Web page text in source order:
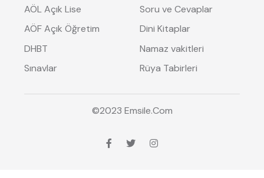
AÖL Açık Lise
AÖF Açık Öğretim
DHBT
Sınavlar
Soru ve Cevaplar
Dini Kitaplar
Namaz vakitleri
Rüya Tabirleri
©2023 Emsile.Com